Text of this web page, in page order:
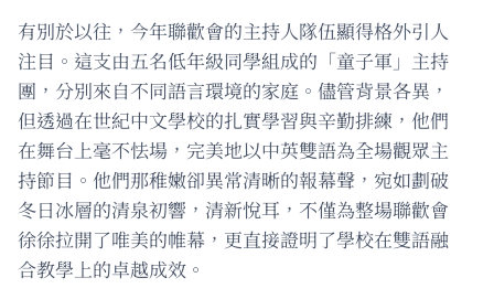
有別於以往，今年聯歡會的主持人隊伍顯得格外引人
注目。這支由五名低年級同學組成的「童子軍」主持
團，分別來自不同語言環境的家庭。儘管背景各異，
但透過在世紀中文學校的扎實學習與辛勤排練，他們
在舞台上毫不怯場，完美地以中英雙語為全場觀眾主
持節目。他們那稚嫩卻異常清晰的報幕聲，宛如劃破
冬日冰層的清泉初響，清新悅耳，不僅為整場聯歡會
徐徐拉開了唯美的帷幕，更直接證明了學校在雙語融
合教學上的卓越成效。